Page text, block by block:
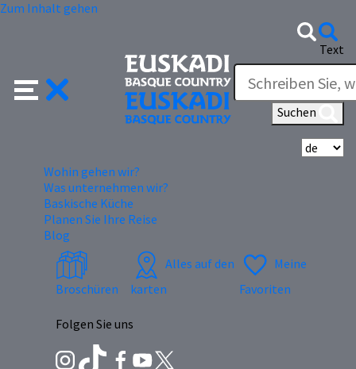
Zum Inhalt gehen
Text
Suchen
Wohin gehen wir?
Was unternehmen wir?
Baskische Küche
Planen Sie Ihre Reise
Blog
Broschüren
Alles auf den
karten
Meine
Favoriten
Folgen Sie uns